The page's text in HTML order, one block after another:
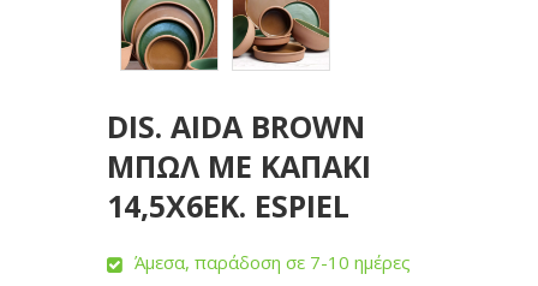
DIS. AIDA BROWN
ΜΠΩΛ ΜΕ ΚΑΠΑΚΙ
14,5Χ6ΕΚ. ESPIEL
Άμεσα, παράδοση σε 7-10 ημέρες